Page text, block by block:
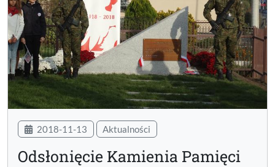
2018-11-13 Aktualności
Odsłonięcie Kamienia Pamięci